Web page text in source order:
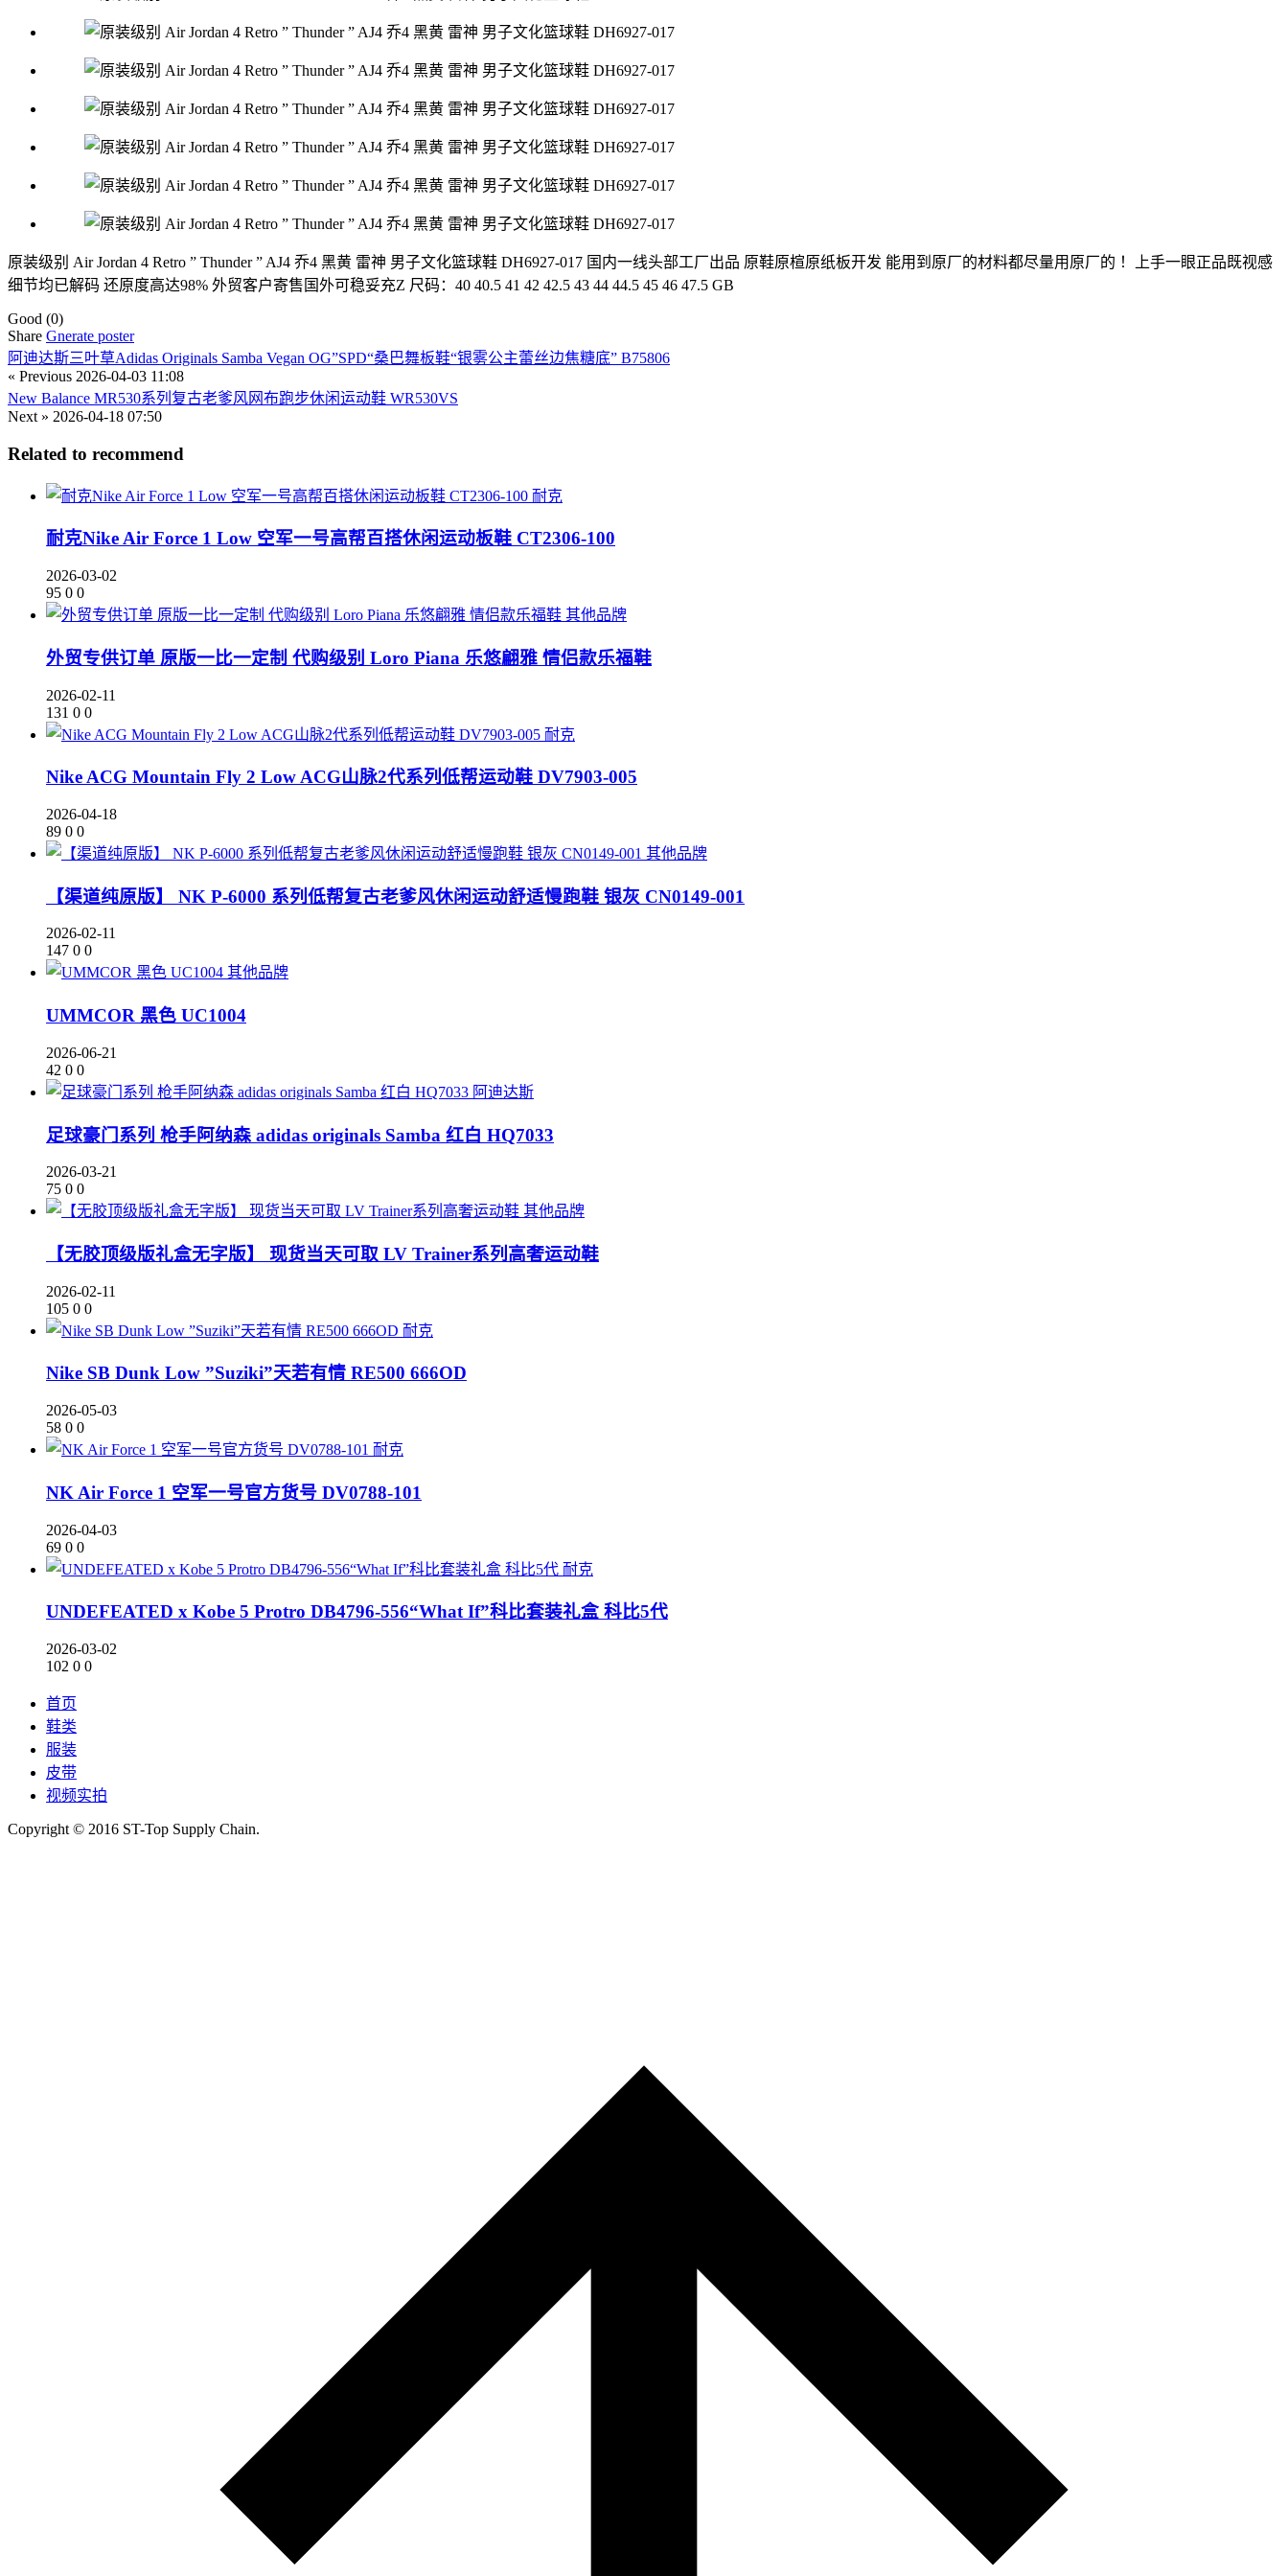
原装级别 Air Jordan 4 Retro ” Thunder ” AJ4 乔4 黑黄 雷神 男子文化篮球鞋 DH6927-017 国内一线头部工厂出品 原鞋原楦原纸板开发 能用到原厂的材料都尽量用原厂的 ！上手一眼正品既视感
细节均已解码 还原度高达98% 外贸客户寄售国外可稳妥充Z 尺码：40 40.5 41 42 42.5 43 44 44.5 45 46 47.5 GB
Good (0)
Share Gnerate poster
阿迪达斯三叶草Adidas Originals Samba Vegan OG”SPD“桑巴舞板鞋“银雾公主蕾丝边焦糖底” B75806
« Previous 2026-04-03 11:08
New Balance MR530系列复古老爹风网布跑步休闲运动鞋 WR530VS
Next » 2026-04-18 07:50
Related to recommend
耐克
耐克Nike Air Force 1 Low 空军一号高帮百搭休闲运动板鞋 CT2306-100
2026-03-02
95 0 0
其他品牌
外贸专供订单 原版一比一定制 代购级别 Loro Piana 乐悠翩雅 情侣款乐福鞋
2026-02-11
131 0 0
耐克
Nike ACG Mountain Fly 2 Low ACG山脉2代系列低帮运动鞋 DV7903-005
2026-04-18
89 0 0
其他品牌
【渠道纯原版】 NK P-6000 系列低帮复古老爹风休闲运动舒适慢跑鞋 银灰 CN0149-001
2026-02-11
147 0 0
其他品牌
UMMCOR 黑色 UC1004
2026-06-21
42 0 0
阿迪达斯
足球豪门系列 枪手阿纳森 adidas originals Samba 红白 HQ7033
2026-03-21
75 0 0
其他品牌
【无胶顶级版礼盒无字版】 现货当天可取 LV Trainer系列高奢运动鞋
2026-02-11
105 0 0
耐克
Nike SB Dunk Low ”Suziki”天若有情 RE500 666OD
2026-05-03
58 0 0
耐克
NK Air Force 1 空军一号官方货号 DV0788-101
2026-04-03
69 0 0
耐克
UNDEFEATED x Kobe 5 Protro DB4796-556“What If”科比套装礼盒 科比5代
2026-03-02
102 0 0
首页
鞋类
服装
皮带
视频实拍
Copyright © 2016 ST-Top Supply Chain.